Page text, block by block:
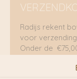
Radijs rekent
voor
Onder de